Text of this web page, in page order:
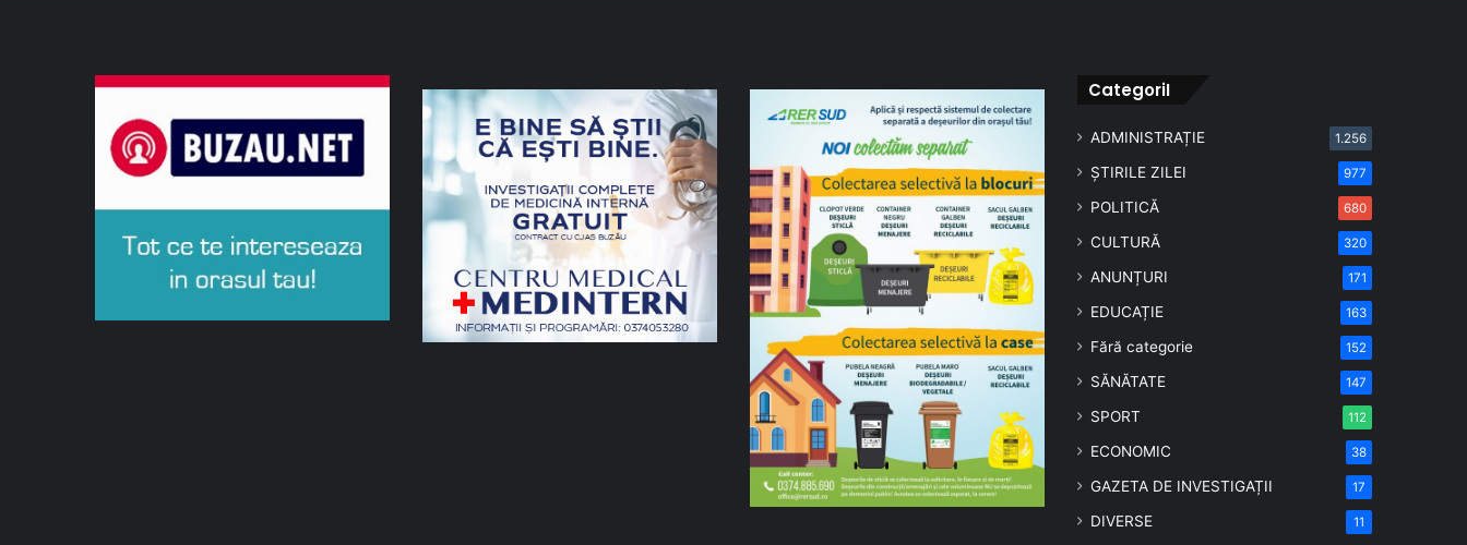
CategoriI
ADMINISTRAȚIE 1.256
ȘTIRILE ZILEI 977
POLITICĂ 680
CULTURĂ 320
ANUNȚURI 171
EDUCAȚIE 163
Fără categorie 152
SĂNĂTATE 147
SPORT 112
ECONOMIC 38
GAZETA DE INVESTIGAȚII 17
DIVERSE 11